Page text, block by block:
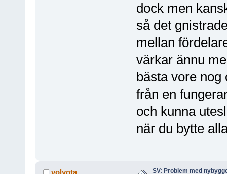
dock men
så det
mellan
värkar ännu
bästa vore nog
från en
och kunna
när du bytte
SV: Problem med